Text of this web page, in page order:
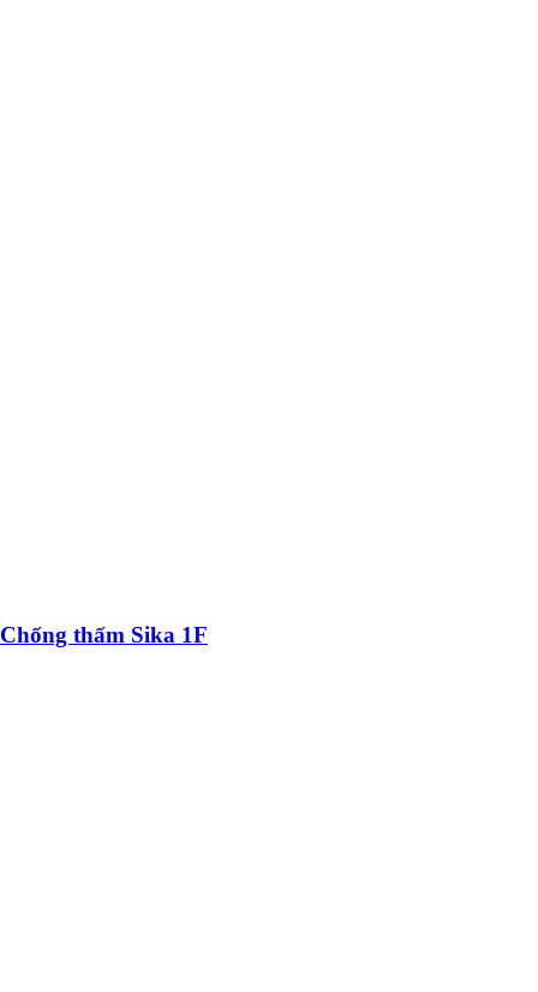
Chống thấm Sika 1F